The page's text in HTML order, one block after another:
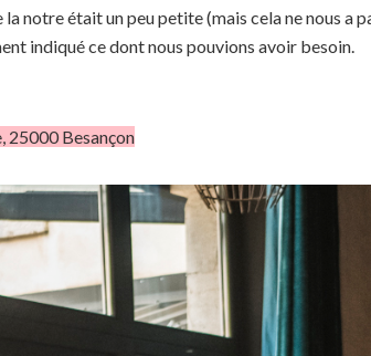
notre était un peu petite (mais cela ne nous a
indiqué ce dont nous pouvions avoir besoin.
25000 Besançon